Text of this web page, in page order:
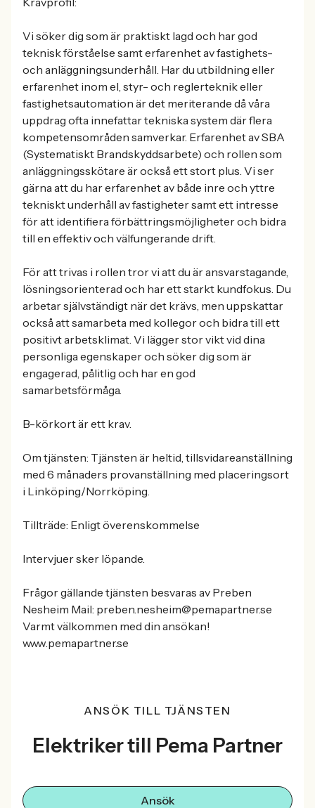
Vi söker dig som är praktiskt lagd och har god
teknisk förståelse samt erfarenhet av fastighets-
och anläggningsunderhåll. Har du utbildning eller
erfarenhet inom el, styr- och reglerteknik eller
fastighetsautomation är det meriterande då våra
uppdrag ofta innefattar tekniska system där flera
kompetensområden samverkar. Erfarenhet av SBA
(Systematiskt Brandskyddsarbete) och rollen som
anläggningsskötare är också ett stort plus. Vi ser
gärna att du har erfarenhet av både inre och yttre
tekniskt underhåll av fastigheter samt ett intresse
för att identifiera förbättringsmöjligheter och bidra
till en effektiv och välfungerande drift.
För att trivas i rollen tror vi att du är ansvarstagande,
lösningsorienterad och har ett starkt kundfokus. Du
arbetar självständigt när det krävs, men uppskattar
också att samarbeta med kollegor och bidra till ett
positivt arbetsklimat. Vi lägger stor vikt vid dina
personliga egenskaper och söker dig som är
engagerad, pålitlig och har en god
samarbetsförmåga.
B-körkort är ett krav.
Om tjänsten: Tjänsten är heltid, tillsvidareanställning
med 6 månaders provanställning med placeringsort
i Linköping/Norrköping.
Tillträde: Enligt överenskommelse
Intervjuer sker löpande.
Frågor gällande tjänsten besvaras av Preben
Nesheim Mail: preben.nesheim@pemapartner.se
Varmt välkommen med din ansökan!
www.pemapartner.se
ANSÖK TILL TJÄNSTEN
Elektriker till Pema Partner
Ansök